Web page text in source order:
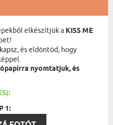
elkészítjük a KISS ME
kapsz, és eldöntöd, hogy
nyomtatjuk, és
1: